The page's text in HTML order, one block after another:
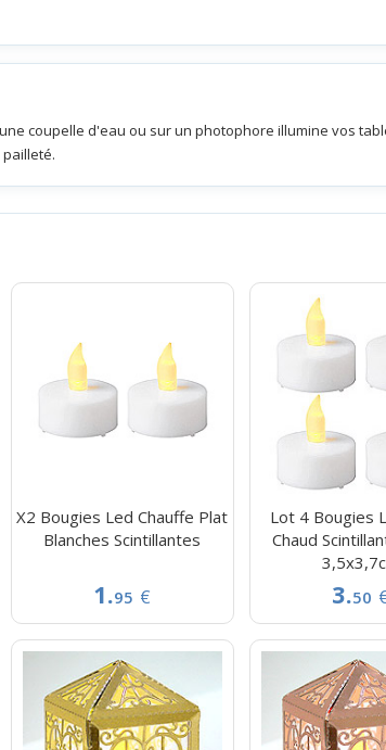
coupelle d'eau ou sur un photophore illumine vos
X2 Bougies Led Chauffe Plat
Blanches Scintillantes
1.95 €
Lot 4 Bougies
Chaud
3.50